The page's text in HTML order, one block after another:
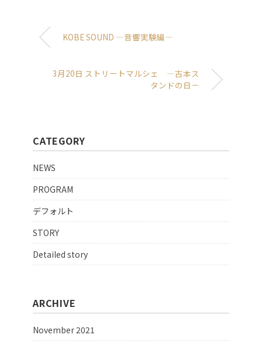
KOBE SOUND ―音響実験編―
3月20日 ストリートマルシェ ―古本ス
タンドの日－
CATEGORY
NEWS
PROGRAM
デフォルト
STORY
Detailed story
ARCHIVE
November 2021